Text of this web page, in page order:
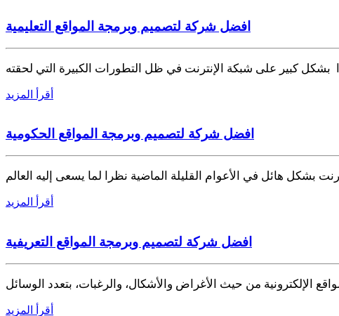
افضل شركة لتصميم وبرمجة المواقع التعليمية
كبير على شبكة الإنترنت في ظل التطورات الكبيرة التي لحقته
أقرأ المزيد
افضل شركة لتصميم وبرمجة المواقع الحكومية
بشكل هائل في الأعوام القليلة الماضية نظرا لما يسعى إليه العالم
أقرأ المزيد
افضل شركة لتصميم وبرمجة المواقع التعريفية
الإلكترونية من حيث الأغراض والأشكال، والرغبات، بتعدد الوسائل
أقرأ المزيد